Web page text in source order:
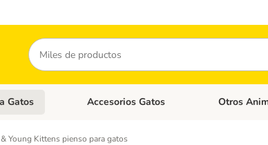
Buscar
categoria abierto: Accesorios Perros
Gatos Menú de categoria abierto: Comida Gatos
Accesorios Gatos Menú de
Otros
Young Kittens pienso para gatos